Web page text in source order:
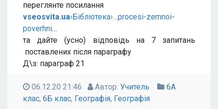
переглянте посилання
vseosvita.ua›Бібліотека›…procesi-zemnoi-
poverhni…
та дайте (усно) відповідь на 7 запитань
поставлених після параграфу
Д\з: параграф 21
06.12.20 21:46 Автор: Учитель
6А
клас, 6Б клас, Географія, Географія